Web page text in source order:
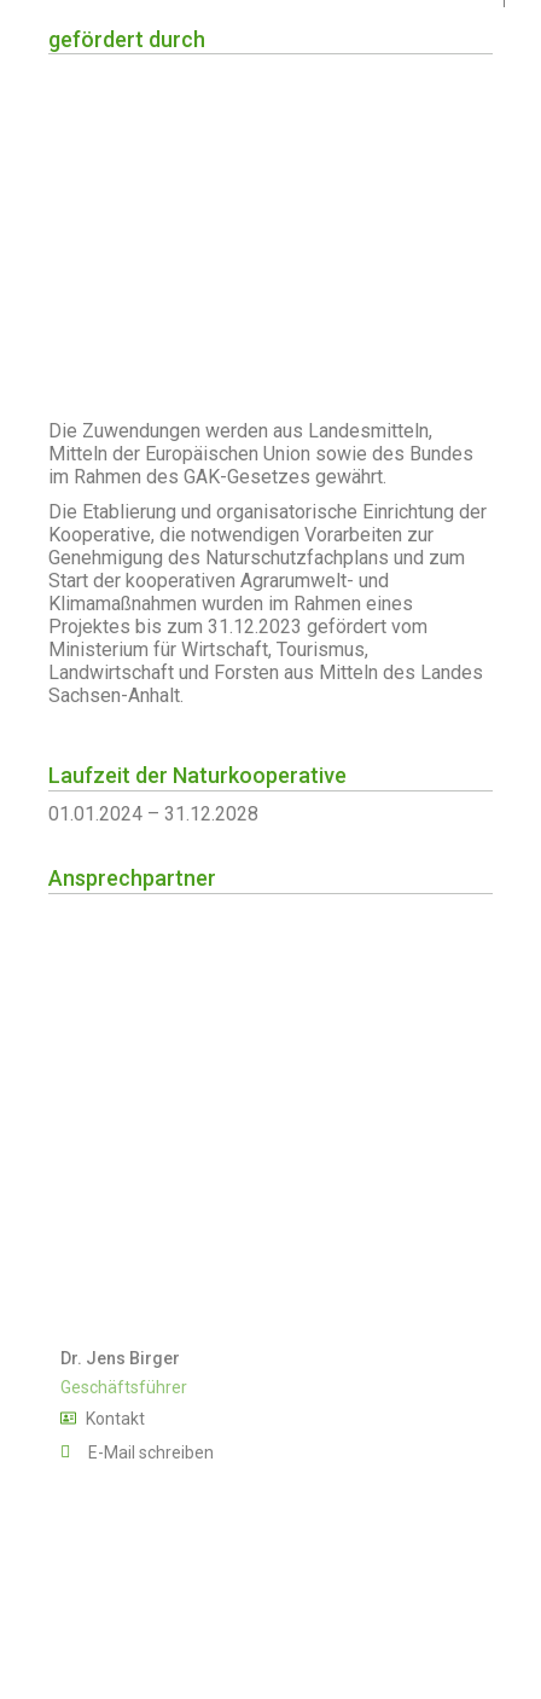
gefördert durch
Die Zuwendungen werden aus Landesmitteln,
Mitteln der Europäischen Union sowie des Bundes
im Rahmen des GAK-Gesetzes gewährt.
Die Etablierung und organisatorische Einrichtung der
Kooperative, die notwendigen Vorarbeiten zur
Genehmigung des Naturschutzfachplans und zum
Start der kooperativen Agrarumwelt- und
Klimamaßnahmen wurden im Rahmen eines
Projektes bis zum 31.12.2023 gefördert vom
Ministerium für Wirtschaft, Tourismus,
Landwirtschaft und Forsten aus Mitteln des Landes
Sachsen-Anhalt.
Laufzeit der Naturkooperative
01.01.2024 – 31.12.2028
Ansprechpartner
Dr. Jens Birger
Geschäftsführer
Kontakt
E-Mail schreiben